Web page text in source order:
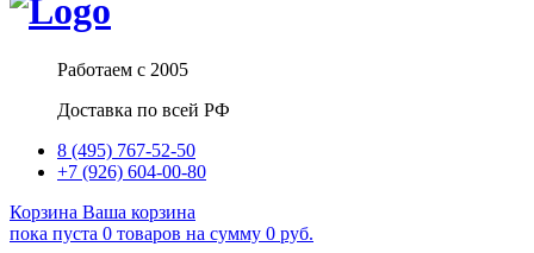
Работаем с 2005
Доставка по всей РФ
8 (495) 767-52-50
+7 (926) 604-00-80
Корзина Ваша корзина
пока пуста 0 товаров на сумму 0 руб.